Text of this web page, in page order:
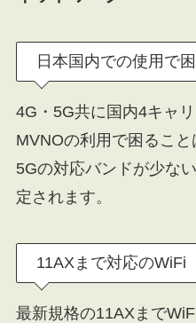
日本国内での使用で
4G・5G共に国内4キャ
MVNOの利用で困ること
5Gの対応バンドが少な
定されます。
11AXまで対応のWiFi
最新規格の11AXまで